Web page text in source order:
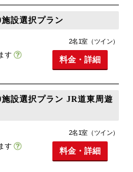
設選択プラン
す
2名1室（ツイン）
料金・詳細
設選択プラン JR道東周遊
す
2名1室（ツイン）
料金・詳細